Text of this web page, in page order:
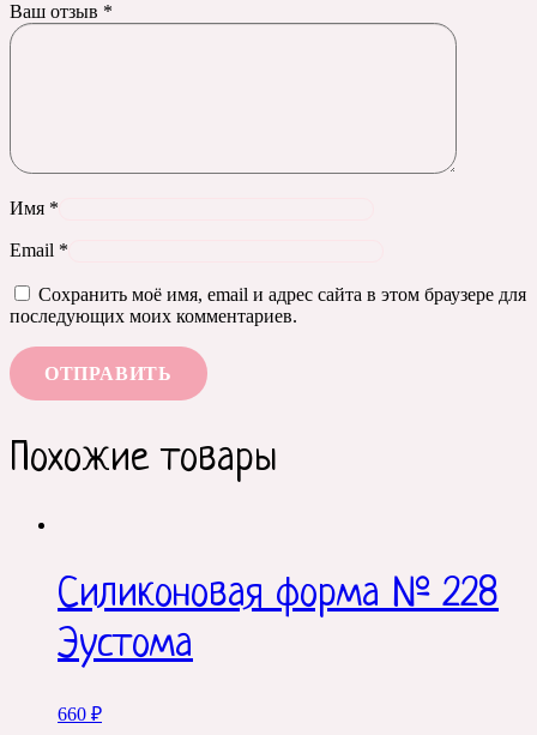
Ваш отзыв *
Имя *
Email *
Сохранить моё имя, email и адрес сайта в этом браузере для
последующих моих комментариев.
Похожие товары
Силиконовая форма № 228
Эустома
660 ₽